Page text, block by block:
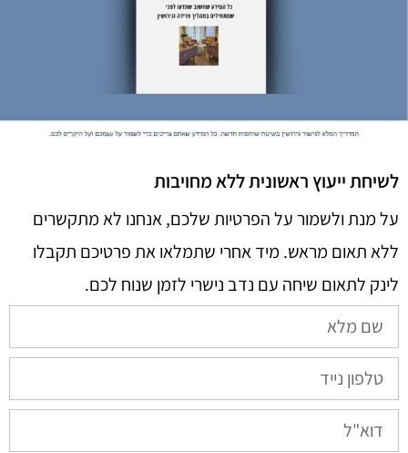
לשיחת ייעוץ ראשונית ללא מחויבות
על מנת ולשמור על הפרטיות שלכם, אנחנו לא מתקשרים
ללא תאום מראש. מיד אחרי שתמלאו את פרטיכם תקבלו
לינק לתאום שיחה עם נדב נישרי לזמן שנוח לכם.​